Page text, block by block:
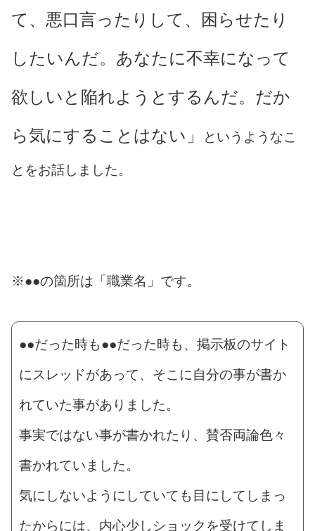
て、悪口言ったりして、困らせたり
したいんだ。あなたに不幸になって
欲しいと陥れようとするんだ。だか
ら気にすることはない」 というようなこ
とをお話しました。
※●●の箇所は「職業名」です。
●●だった時も●●だった時も、掲示板のサイト
にスレッドがあって、そこに自分の事が書か
れていた事がありました。
事実ではない事が書かれたり、賛否両論色々
書かれていました。
気にしないようにしていても目にしてしまっ
たからには、内心少しショックを受けてしま